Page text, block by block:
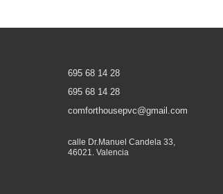
695 68 14 28
695 68 14 28
comforthousepvc@gmail.com
calle Dr.Manuel Candela 33,
46021. Valencia